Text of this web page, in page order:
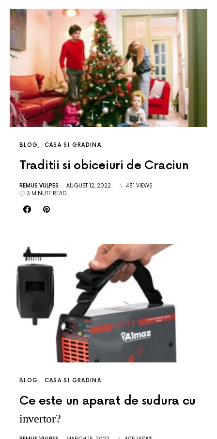
BLOG CASA SI GRADINA
Traditii si obiceiuri de Craciun
REMUS VULPES AUGUST 12, 2022
431 VIEWS
3 MINUTE READ
BLOG CASA SI GRADINA
Ce este un aparat de sudura cu
invertor?